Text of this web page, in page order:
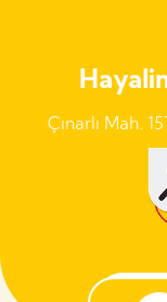
Çınarlı Mah.